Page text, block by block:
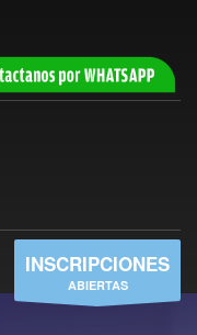
INSCRIPCIONES
ABIERTAS